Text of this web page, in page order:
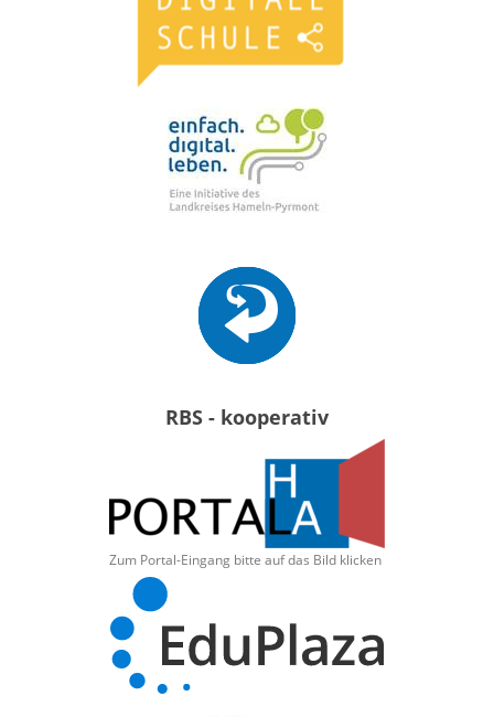
RBS - kooperativ
Zum Portal-Eingang bitte auf das Bild klicken